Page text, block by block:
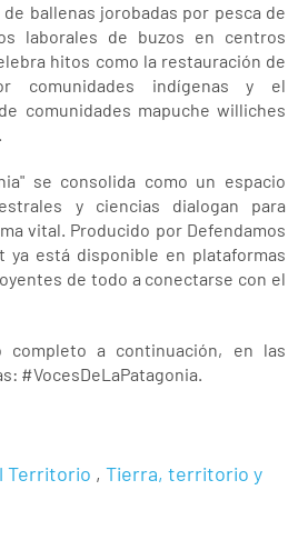
ballenas jorobadas por pesca de
laborales de buzos en centros
hitos como la restauración de
comunidades indígenas y el
comunidades mapuche williches
se consolida como un espacio
y ciencias dialogan para
vital. Producido por Defendamos
ya está disponible en plataformas
de todo a conectarse con el
completo a continuación, en las
#VocesDeLaPatagonia.
Territorio , Tierra, territorio y